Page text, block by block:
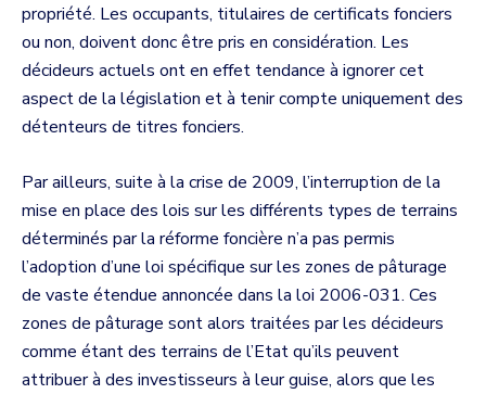
propriété. Les occupants, titulaires de certificats fonciers
ou non, doivent donc être pris en considération. Les
décideurs actuels ont en effet tendance à ignorer cet
aspect de la législation et à tenir compte uniquement des
détenteurs de titres fonciers.
Par ailleurs, suite à la crise de 2009, l’interruption de la
mise en place des lois sur les différents types de terrains
déterminés par la réforme foncière n’a pas permis
l’adoption d’une loi spécifique sur les zones de pâturage
de vaste étendue annoncée dans la loi 2006-031. Ces
zones de pâturage sont alors traitées par les décideurs
comme étant des terrains de l’Etat qu’ils peuvent
attribuer à des investisseurs à leur guise, alors que les